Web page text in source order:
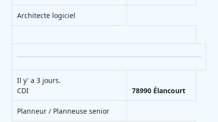
Architecte logiciel
Il y' a 3 jours.
CDI
78990 Élancourt
Planneur / Planneuse senior